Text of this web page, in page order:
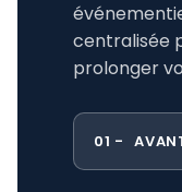
centralisée
prolonger
01